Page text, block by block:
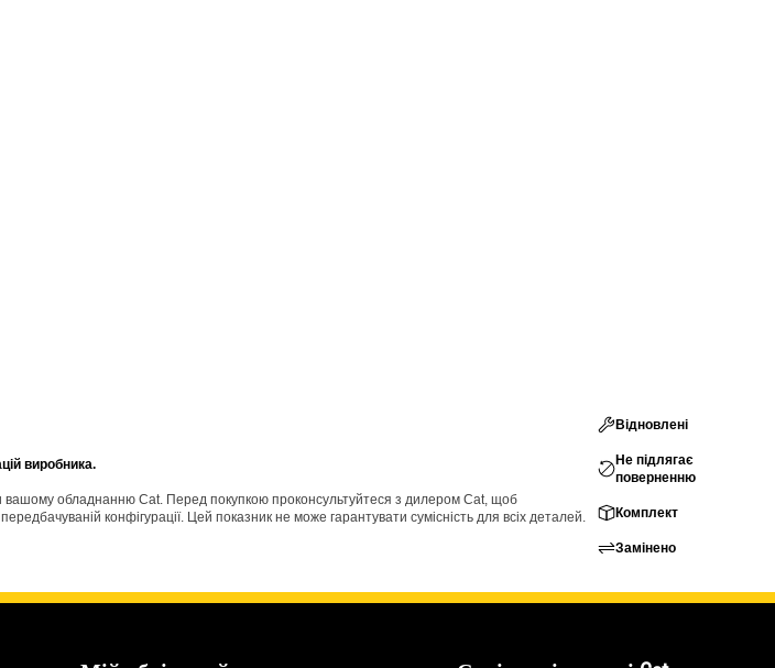
виробника.
вашому обладнанню Cat. Перед покупкою проконсультуйтеся з дилером Cat, щоб
конфігурації. Цей показник не може гарантувати сумісність для всіх деталей.
Відновлені
Не підлягає
поверненню
Комплект
Замінено